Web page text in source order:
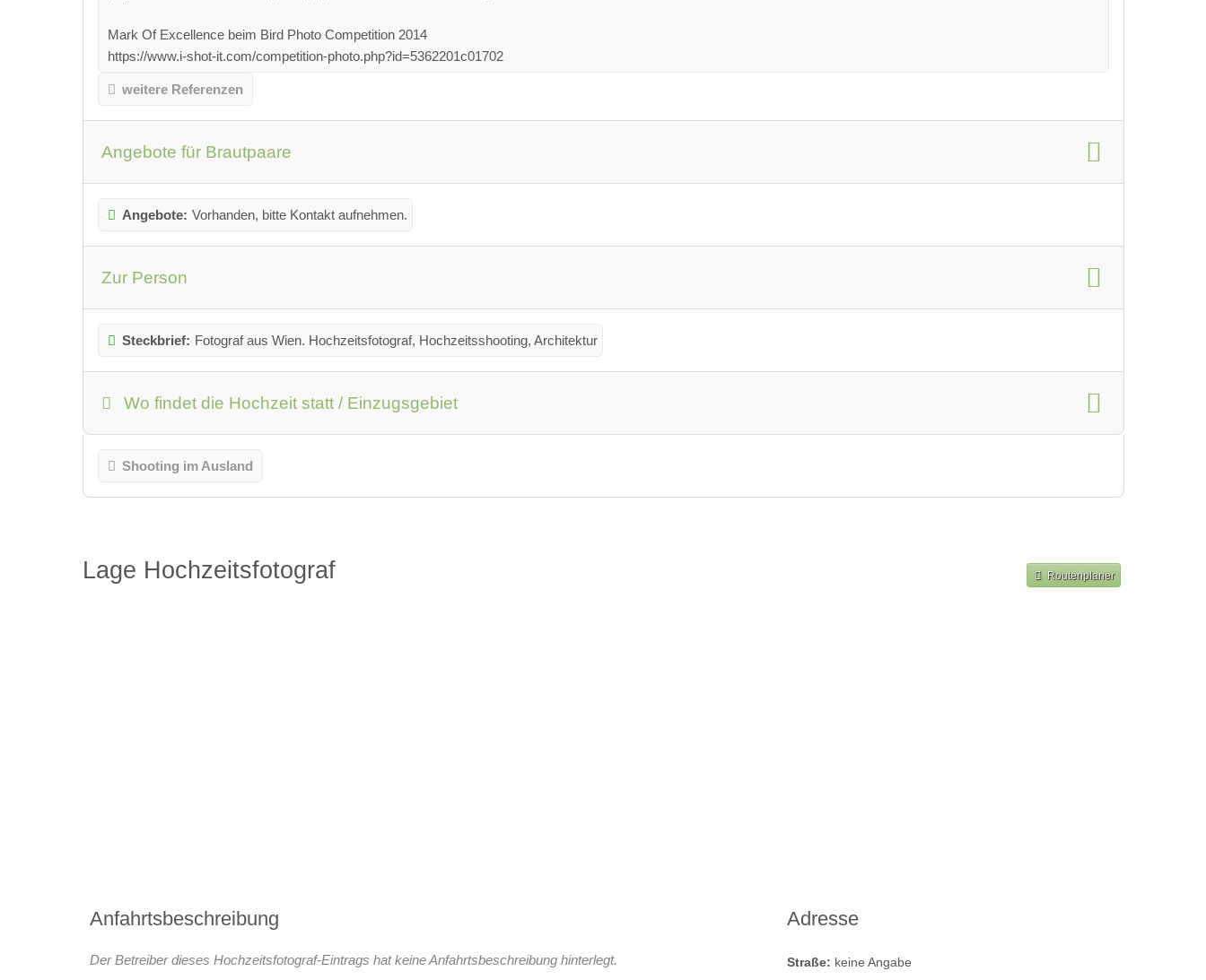
Mark Of Excellence beim Bird Photo Competition 2014
https://www.i-shot-it.com/competition-photo.php?id=5362201c01702
weitere Referenzen
Angebote für Brautpaare
Angebote: Vorhanden, bitte Kontakt aufnehmen.
Zur Person
Steckbrief: Fotograf aus Wien. Hochzeitsfotograf, Hochzeitsshooting, Architektur
Wo findet die Hochzeit statt / Einzugsgebiet
Shooting im Ausland
Lage Hochzeitsfotograf Routenplaner
Anfahrtsbeschreibung
Der Betreiber dieses Hochzeitsfotograf-Eintrags hat keine Anfahrtsbeschreibung hinterlegt.
Adresse
Straße: keine Angabe